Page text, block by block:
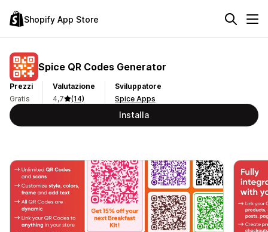
Shopify App Store
Spice QR Codes Generator
Prezzi
Gratis
Valutazione
4,7
(14)
Sviluppatore
Spice Apps
Installa